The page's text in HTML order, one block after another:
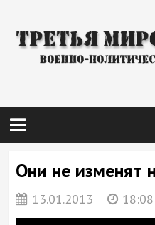
Они не изменят
13.01.2013 18:08